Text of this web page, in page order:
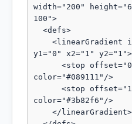
width="200"
100">
y1="0" x2="1" y2="1">
color="#089111"/>
color="#3b82f6"/>